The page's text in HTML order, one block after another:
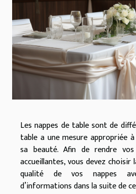
Les nappes de table sont de
table a une mesure appropriée
sa beauté. Afin de rendre
accueillantes, vous devez
qualité de vos nappes
d’informations dans la suite de